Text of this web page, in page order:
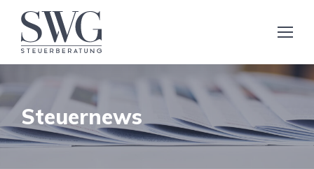
Steuernews